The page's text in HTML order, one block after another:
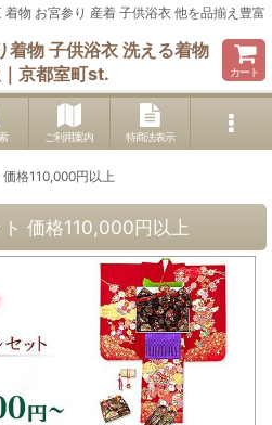
物 お宮参り 産着 子供浴衣 他を品揃え豊富
着物 子供浴衣 洗える着物
京都室町st.
カート
ご利用案内 特商法表示
格110,000円以上
価格110,000円以上